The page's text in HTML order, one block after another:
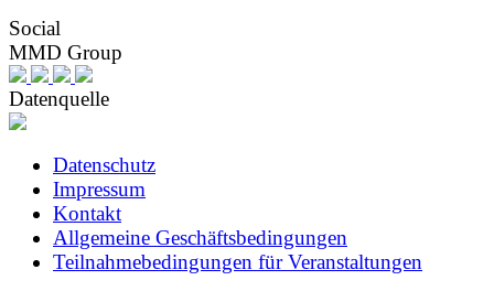
Social
MMD Group
Datenquelle
Datenschutz
Impressum
Kontakt
Allgemeine Geschäftsbedingungen
Teilnahmebedingungen für Veranstaltungen